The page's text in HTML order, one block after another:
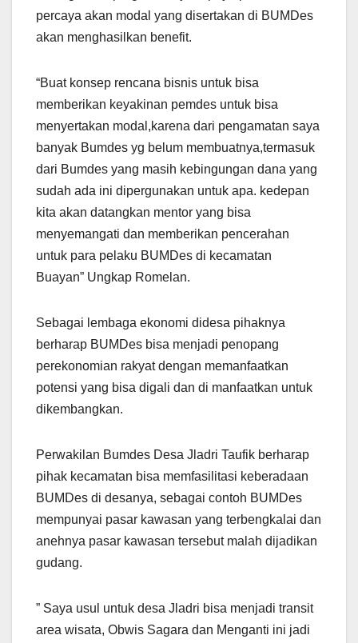
percaya akan modal yang disertakan di BUMDes
akan menghasilkan benefit.
“Buat konsep rencana bisnis untuk bisa
memberikan keyakinan pemdes untuk bisa
menyertakan modal,karena dari pengamatan saya
banyak Bumdes yg belum membuatnya,termasuk
dari Bumdes yang masih kebingungan dana yang
sudah ada ini dipergunakan untuk apa. kedepan
kita akan datangkan mentor yang bisa
menyemangati dan memberikan pencerahan
untuk para pelaku BUMDes di kecamatan
Buayan” Ungkap Romelan.
Sebagai lembaga ekonomi didesa pihaknya
berharap BUMDes bisa menjadi penopang
perekonomian rakyat dengan memanfaatkan
potensi yang bisa digali dan di manfaatkan untuk
dikembangkan.
Perwakilan Bumdes Desa Jladri Taufik berharap
pihak kecamatan bisa memfasilitasi keberadaan
BUMDes di desanya, sebagai contoh BUMDes
mempunyai pasar kawasan yang terbengkalai dan
anehnya pasar kawasan tersebut malah dijadikan
gudang.
” Saya usul untuk desa Jladri bisa menjadi transit
area wisata, Obwis Sagara dan Menganti ini jadi